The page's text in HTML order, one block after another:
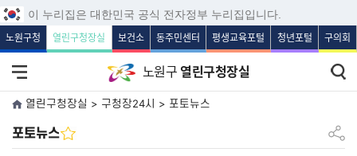
본문 바로가기
주메뉴 바로가기
보조메뉴 바로가기
푸터 바로가기
이 누리집은 대한민국 공식 전자정부 누리집입니다.
노원구청 열린구청장실 보건소 동주민센터 평생교육포털 청년포털 구의회
노원구열린구청장실
전체메뉴 열기 통합
열린구청장실 > 구청장24시 > 포토뉴스
포토뉴스 공유하